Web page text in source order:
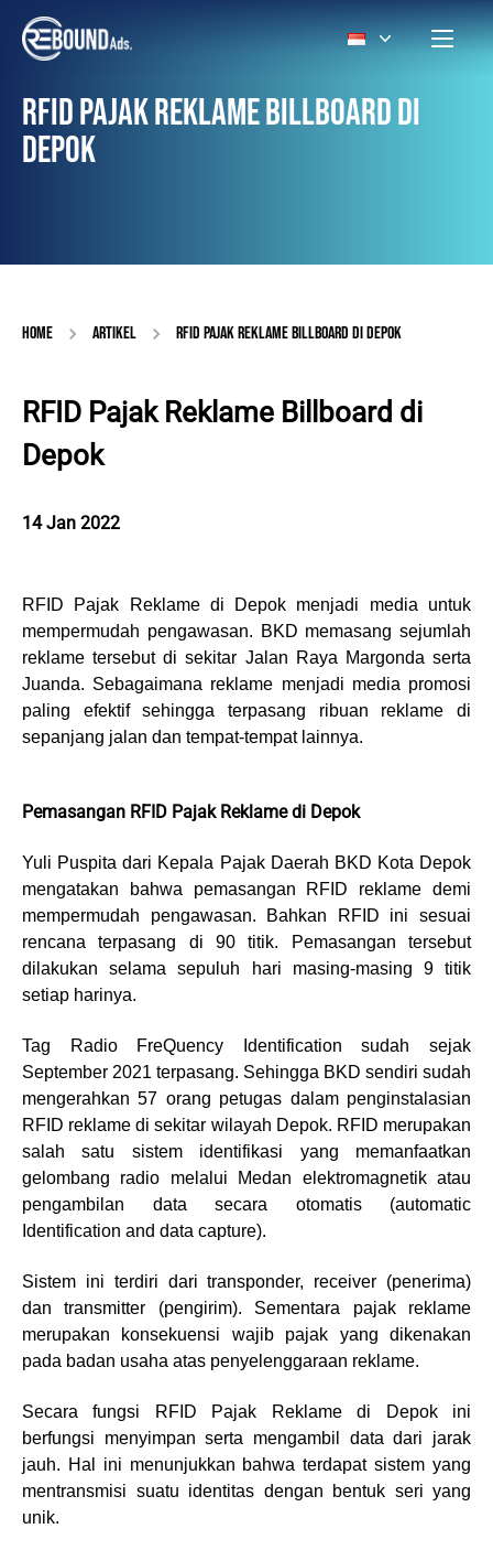
RFID PAJAK REKLAME BILLBOARD DI
DEPOK
HOME ARTIKEL RFID PAJAK REKLAME BILLBOARD DI DEPOK
RFID Pajak Reklame Billboard di
Depok
14 Jan 2022
RFID Pajak Reklame di Depok menjadi media untuk
mempermudah pengawasan. BKD memasang sejumlah
reklame tersebut di sekitar Jalan Raya Margonda serta
Juanda. Sebagaimana reklame menjadi media promosi
paling efektif sehingga terpasang ribuan reklame di
sepanjang jalan dan tempat-tempat lainnya.
Pemasangan RFID Pajak Reklame di Depok
Yuli Puspita dari Kepala Pajak Daerah BKD Kota Depok
mengatakan bahwa pemasangan RFID reklame demi
mempermudah pengawasan. Bahkan RFID ini sesuai
rencana terpasang di 90 titik. Pemasangan tersebut
dilakukan selama sepuluh hari masing-masing 9 titik
setiap harinya.
Tag Radio FreQuency Identification sudah sejak
September 2021 terpasang. Sehingga BKD sendiri sudah
mengerahkan 57 orang petugas dalam penginstalasian
RFID reklame di sekitar wilayah Depok. RFID merupakan
salah satu sistem identifikasi yang memanfaatkan
gelombang radio melalui Medan elektromagnetik atau
pengambilan data secara otomatis (automatic
Identification and data capture).
Sistem ini terdiri dari transponder, receiver (penerima)
dan transmitter (pengirim). Sementara pajak reklame
merupakan konsekuensi wajib pajak yang dikenakan
pada badan usaha atas penyelenggaraan reklame.
Secara fungsi RFID Pajak Reklame di Depok ini
berfungsi menyimpan serta mengambil data dari jarak
jauh. Hal ini menunjukkan bahwa terdapat sistem yang
mentransmisi suatu identitas dengan bentuk seri yang
unik.